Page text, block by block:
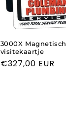
3000X Magnetisch
visitekaartje
Normale
€327,00 EUR